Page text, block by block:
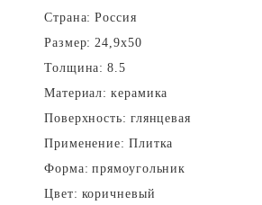
Страна: Россия
Размер: 24,9x50
Толщина: 8.5
Материал: керамика
Поверхность: глянцевая
Применение: Плитка
Форма: прямоугольник
Цвет: коричневый